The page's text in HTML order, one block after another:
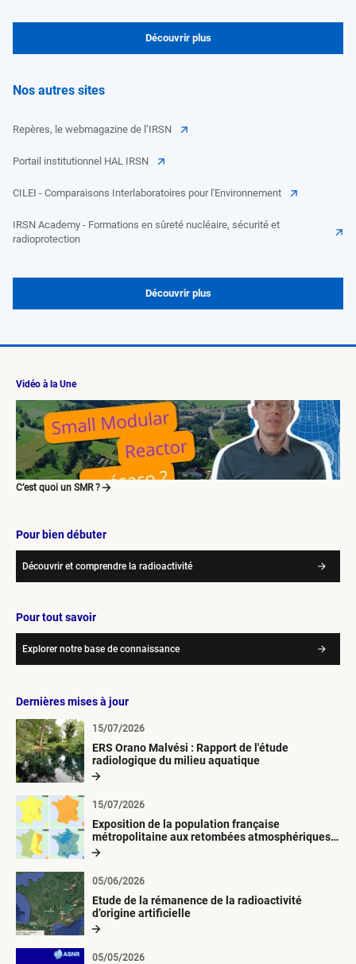
Découvrir plus
Nos autres sites
Repères, le webmagazine de l’IRSN
Portail institutionnel HAL IRSN
CILEI - Comparaisons Interlaboratoires pour l'Environnement
IRSN Academy - Formations en sûreté nucléaire, sécurité et
radioprotection
Découvrir plus
Vidéo à la Une
C’est quoi un SMR ?
Pour bien débuter
Découvrir et comprendre la radioactivité
Pour tout savoir
Explorer notre base de connaissance
Dernières mises à jour
ERS Orano Malvési : Rapport de l'étude
radiologique du milieu aquatique
15/07/2026
Exposition de la population française
métropolitaine aux retombées atmosphériques
radioactives depuis 1945
15/07/2026
Etude de la rémanence de la radioactivité
d’origine artificielle
05/06/2026
05/05/2026